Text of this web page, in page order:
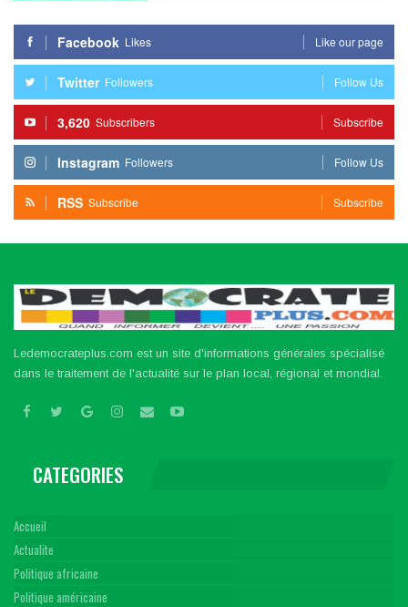
Facebook Likes Like our page
Twitter Followers Follow Us
3,620 Subscribers Subscribe
Instagram Followers Follow Us
RSS Subscribe Subscribe
Ledemocrateplus.com est un site d'informations générales spécialisé
dans le traitement de l'actualité sur le plan local, régional et mondial.
CATEGORIES
Accueil
Actualite
Politique africaine
Politique américaine